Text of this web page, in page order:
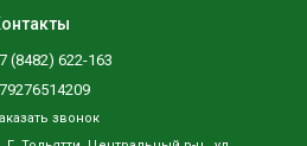
(8482) 622-163
звонок